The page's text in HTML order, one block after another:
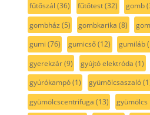
fűtőszál (36) fűtőtest(32) gomb
gombház (5) gombkarika (8)
gumi (76) gumicső(12) gumiláb
gyerekzár(9) gyújtó elektróda (1)
gyúrókampó(1) gyümölcsaszaló
gyümölcscentrifuga (13) gyümölcs